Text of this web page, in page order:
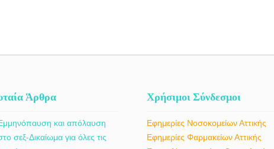
Άρθρα
και απόλαυση
σεξ-Δικαίωμα για όλες τις
Χρήσιμοι Σύνδεσμοι
Εφημερίες Νοσοκομείων Αττικής
Εφημερίες Φαρμακείων Αττικής